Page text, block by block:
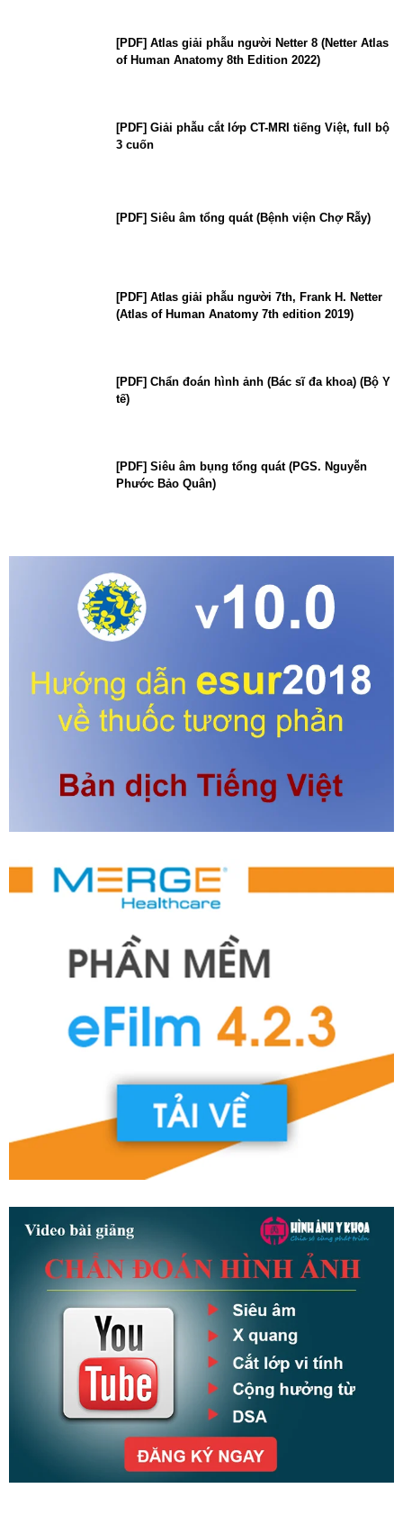
[PDF] Atlas giải phẫu người Netter 8 (Netter Atlas
of Human Anatomy 8th Edition 2022)
[PDF] Giải phẫu cắt lớp CT-MRI tiếng Việt, full bộ
3 cuốn
[PDF] Siêu âm tổng quát (Bệnh viện Chợ Rẫy)
[PDF] Atlas giải phẫu người 7th, Frank H. Netter
(Atlas of Human Anatomy 7th edition 2019)
[PDF] Chẩn đoán hình ảnh (Bác sĩ đa khoa) (Bộ Y
tế)
[PDF] Siêu âm bụng tổng quát (PGS. Nguyễn
Phước Bảo Quân)